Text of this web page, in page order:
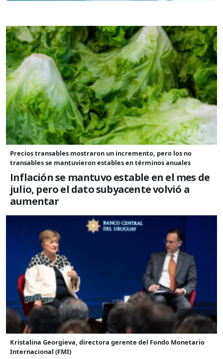
Precios transables mostraron un incremento, pero los no
transables se mantuvieron estables en términos anuales
Inflación se mantuvo estable en el mes de
julio, pero el dato subyacente volvió a
aumentar
Kristalina Georgieva, directora gerente del Fondo Monetario
Internacional (FMI)